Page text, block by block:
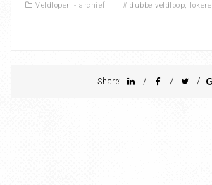
Veldlopen - archief # dubbelveldloop,
Share: / / /